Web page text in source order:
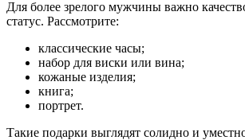
Для более зрелого мужчины важно
статус. Рассмотрите:
классические часы;
набор для виски или вина;
кожаные изделия;
книга;
портрет.
Такие подарки выглядят солидно и